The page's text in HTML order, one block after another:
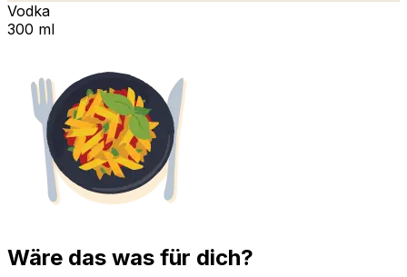
Vodka
300 ml
Wäre das was für dich?